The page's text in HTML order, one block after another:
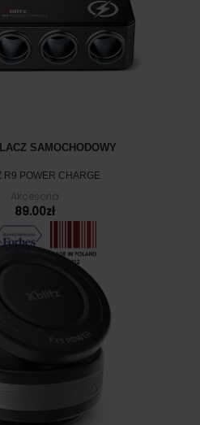
SAMOCHODOWY
R9 POWER CHARGE
Akcesoria
89.00zł